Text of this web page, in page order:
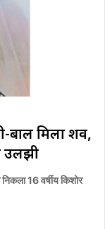
बाल मिला शव,
उलझी
16 वर्षीय किशोर